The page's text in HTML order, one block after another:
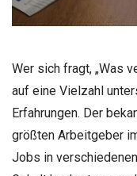
Wer sich fragt, „Was
auf eine Vielzahl
Erfahrungen. Der
größten Arbeitgeber
Jobs in